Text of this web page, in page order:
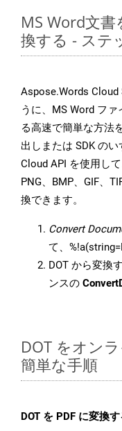
MS Word文
換する - ステ
Aspose.Words Cloud
うに、MS Word フ
る高速で簡単な方法
出しまたは SDK の
Cloud API を使用し
PNG、BMP、GIF、
換できます。
Convert
て、
DOT から変換
ンスの
DOT をオン
簡単な手順
DOT を PDF に変換す